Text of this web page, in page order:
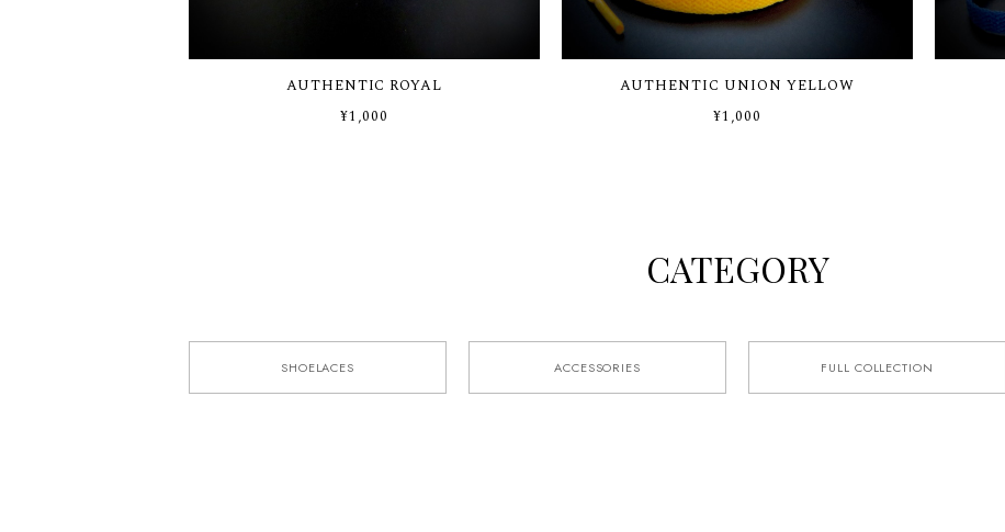
AUTHENTIC ROYAL
¥1,000
AUTHENTIC UNION YELLOW
¥1,000
CATEGORY
SHOELACES ACCESSORIES FULL COLLECTION